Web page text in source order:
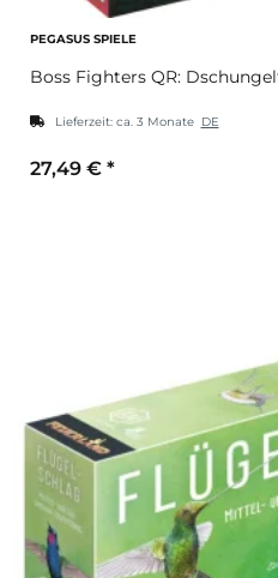
PEGASUS SPIELE
Boss Fighters QR:
Lieferzeit: ca. 3 Monate DE
27,49 € *